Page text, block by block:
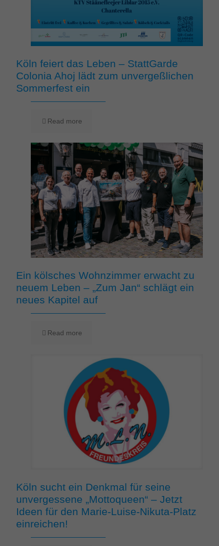
Köln feiert das Leben – StattGarde
Colonia Ahoj lädt zum unvergeßlichen
Sommerfest ein
Read more
Ein kölsches Wohnzimmer erwacht zu
neuem Leben – „Zum Jan“ schlägt ein
neues Kapitel auf
Read more
Köln sucht ein Denkmal für seine
unvergessene „Mottoqueen“ – Jetzt
Ideen für den Marie-Luise-Nikuta-Platz
einreichen!